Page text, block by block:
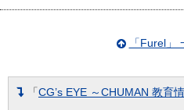
「Furel」
「CG’s EYE ～CHUMAN 教育